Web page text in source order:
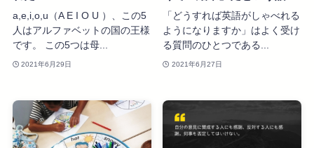
a,e,i,o,u（A E I O U ）、この5
人はアルファベットの国の王様
です。 この5つは母...
2021年6月29日
「どうすれば英語がしゃべれる
ようになりますか」はよく受け
る質問のひとつである...
2021年6月27日